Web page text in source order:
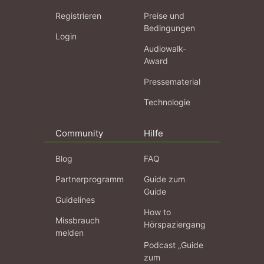
Registrieren
Login
Preise und
Bedingungen
Audiowalk-
Award
Pressematerial
Technologie
Community
Blog
Partnerprogramm
Guidelines
Missbrauch
melden
Hilfe
FAQ
Guide zum
Guide
How to
Hörspaziergang
Podcast „Guide
zum